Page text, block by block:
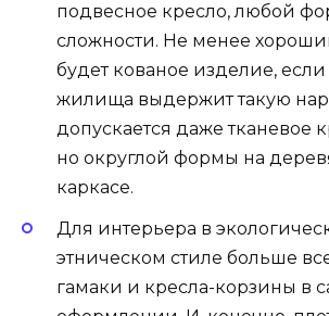
подвесное кресло, любой
сложности. Не менее
будет кованое изделие, если
жилища выдержит такую
допускается даже тканевое
но округлой формы на
каркасе.
Для интерьера в
этническом стиле больше
гамаки и кресла-корзины в